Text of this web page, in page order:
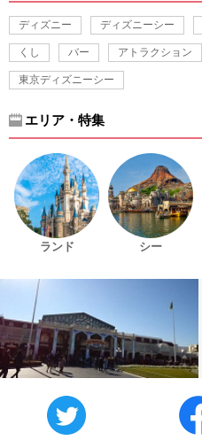
ディズニー ディズニーシー
くし バー アトラクション
東京ディズニーシー
エリア・特集
ランド シー